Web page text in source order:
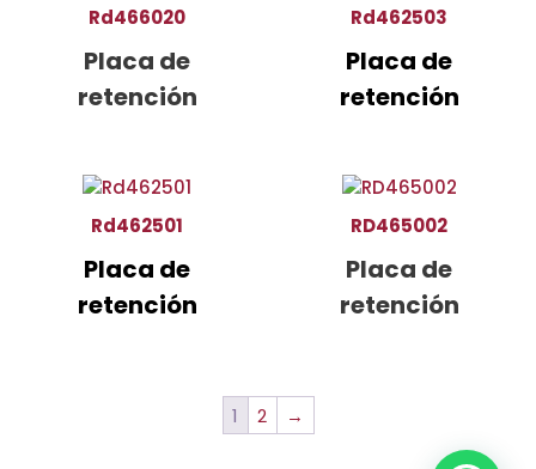
Rd466020
Placa de
retención
Rd462503
Placa de
retención
Rd462501
Placa de
retención
RD465002
Placa de
retención
1 2 →